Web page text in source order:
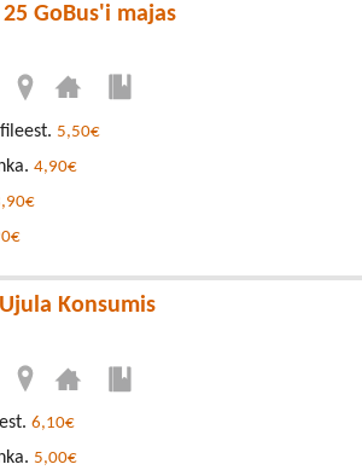
GoBus'i majas
5,50€
4,90€
Konsumis
6,10€
5,00€